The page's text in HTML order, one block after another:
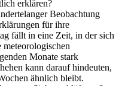
erklären?
Beobachtung
für ihre
fällt in eine Zeit, in der sich
Monate stark
kann darauf hindeuten,
ähnlich bleibt.